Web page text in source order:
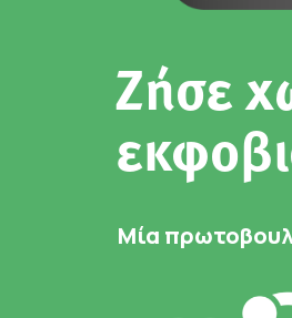
Ζήσε
Μία